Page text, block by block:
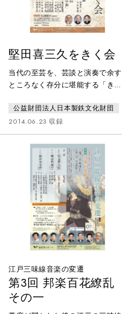
堅田喜三久をきく会
当代の至芸を、芸談と演奏で余す
ところなく存分に堪能する「きく
音世界に浸る一日杵屋正邦作曲
「重陽」小鼓 堅田喜三久長唄
「島の千歳」 唄 今藤
政貴、今藤長一郎、今藤龍之
右 三味線 今藤政太郎、
杵屋栄八郎、今藤政十郎
小鼓 堅田喜三久 堅田喜三久構
成 囃子組曲 「獅子」
笛 中川善雄 小鼓 堅田
新十郎 大皷 堅田喜三
郎 太鼓
公益財団法人日本製鉄文化財団
2014.06.23 収録
江戸三味線音楽の変遷
第3回 邦楽百花繚乱
その一